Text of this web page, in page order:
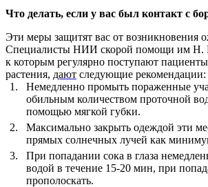
Что делать, если у вас был контакт с
Эти меры защитят вас от возникновения
Специалисты НИИ скорой помощи им Н.
к которым регулярно поступают
растения, дают следующие рекомендации:
1.
Немедленно промыть пораженные
обильным количеством проточной
помощью мягкой губки.
2.
Максимально закрыть одеждой эти
прямых солнечных лучей как
3.
При попадании сока в глаза
водой в течение 15-20 мин, при
прополоскать.